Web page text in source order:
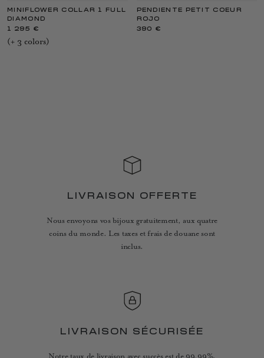
MINIFLOWER COLLAR 1 FULL
DIAMOND
1 295 €
(+ 3 colors)
PENDIENTE PETIT COEUR
ROJO
390 €
LIVRAISON OFFERTE
Nous envoyons vos bijoux gratuitement, aux quatre
coins du monde. Les taxes et frais de douane sont
inclus.
LIVRAISON SÉCURISÉE
Notre taux de livraison avec succès est de 99,99%.